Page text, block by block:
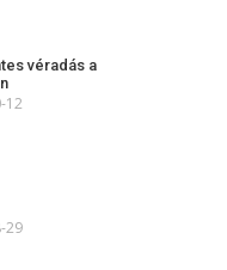
véradás a
12
29